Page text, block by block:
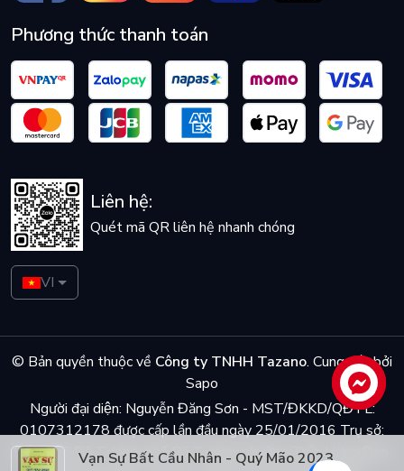
Vạn Sự Bất Cầu Nhân - Quý Mão 2023
Phương thức thanh toán
Liên hệ:
Quét mã QR liên hệ nhanh chóng
VI
© Bản quyền thuộc về Công ty TNHH Tazano. Cung cấp bởi
Sapo
Người đại diện: Nguyễn Đăng Sơn - MST/ĐKKD/QĐTL:
0107312178 được cấp lần đầu ngày 25/01/2016 Trụ sở:
Số 5 ngõ Dã Tương, phố Dã Tượng, phường Trần Hưng Đạo,
Liên hệ